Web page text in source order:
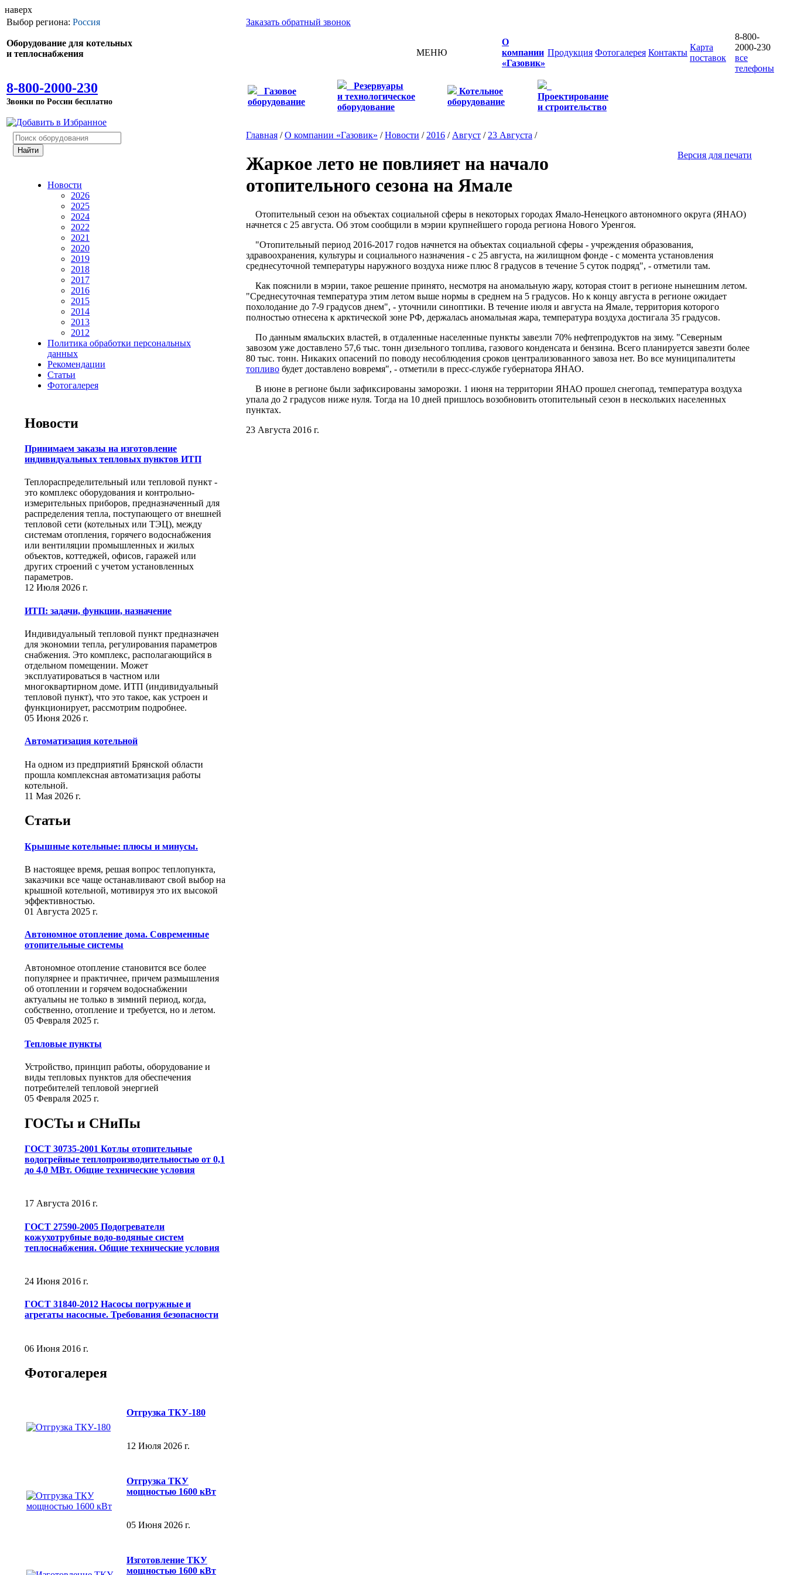
наверх
Выбор региона: Россия
Оборудование для котельных
и теплоснабжения
8-800-2000-230
Звонки по России бесплатно
Заказать обратный звонок
МЕНЮ
О
компании
«Газовик»
Продукция Фотогалерея Контакты
Карта
поставок
8-800-
2000-230
все
телефоны
Газовое
оборудование
Резервуары
и технологическое
оборудование
Котельное
оборудование
Проектирование
и строительство
Новости
2026
2025
2024
2022
2021
2020
2019
2018
2017
2016
2015
2014
2013
2012
Политика обработки персональных
данных
Рекомендации
Статьи
Фотогалерея
Новости
Принимаем заказы на изготовление
индивидуальных тепловых пунктов ИТП
Теплораспределительный или тепловой пункт -
это комплекс оборудования и контрольно-
измерительных приборов, предназначенный для
распределения тепла, поступающего от внешней
тепловой сети (котельных или ТЭЦ), между
системам отопления, горячего водоснабжения
или вентиляции промышленных и жилых
объектов, коттеджей, офисов, гаражей или
других строений с учетом установленных
параметров.
12 Июля 2026 г.
ИТП: задачи, функции, назначение
Индивидуальный тепловой пункт предназначен
для экономии тепла, регулирования параметров
снабжения. Это комплекс, располагающийся в
отдельном помещении. Может
эксплуатироваться в частном или
многоквартирном доме. ИТП (индивидуальный
тепловой пункт), что это такое, как устроен и
функционирует, рассмотрим подробнее.
05 Июня 2026 г.
Автоматизация котельной
На одном из предприятий Брянской области
прошла комплексная автоматизация работы
котельной.
11 Мая 2026 г.
Статьи
Крышные котельные: плюсы и минусы.
В настоящее время, решая вопрос теплопункта,
заказчики все чаще останавливают свой выбор на
крышной котельной, мотивируя это их высокой
эффективностью.
01 Августа 2025 г.
Автономное отопление дома. Современные
отопительные системы
Автономное отопление становится все более
популярнее и практичнее, причем размышления
об отоплении и горячем водоснабжении
актуальны не только в зимний период, когда,
собственно, отопление и требуется, но и летом.
05 Февраля 2025 г.
Тепловые пункты
Устройство, принцип работы, оборудование и
виды тепловых пунктов для обеспечения
потребителей тепловой энергией
05 Февраля 2025 г.
ГОСТы и СНиПы
ГОСТ 30735-2001 Котлы отопительные
водогрейные теплопроизводительностью от 0,1
до 4,0 МВт. Общие технические условия
17 Августа 2016 г.
ГОСТ 27590-2005 Подогреватели
кожухотрубные водо-водяные систем
теплоснабжения. Общие технические условия
24 Июня 2016 г.
ГОСТ 31840-2012 Насосы погружные и
агрегаты насосные. Требования безопасности
06 Июня 2016 г.
Фотогалерея
Отгрузка ТКУ-180
12 Июля 2026 г.
Отгрузка ТКУ
мощностью 1600 кВт
05 Июня 2026 г.
Изготовление ТКУ
мощностью 1600 кВт
Главная /О компании «Газовик» /Новости / 2016 / Август / 23 Августа /
Версия для печати
Жаркое лето не повлияет на начало
отопительного сезона на Ямале
Отопительный сезон на объектах социальной сферы в некоторых городах Ямало-Ненецкого автономного округа (ЯНАО)
начнется с 25 августа. Об этом сообщили в мэрии крупнейшего города региона Нового Уренгоя.
"Отопительный период 2016-2017 годов начнется на объектах социальной сферы - учреждения образования,
здравоохранения, культуры и социального назначения - с 25 августа, на жилищном фонде - с момента установления
среднесуточной температуры наружного воздуха ниже плюс 8 градусов в течение 5 суток подряд", - отметили там.
Как пояснили в мэрии, такое решение принято, несмотря на аномальную жару, которая стоит в регионе нынешним летом.
"Среднесуточная температура этим летом выше нормы в среднем на 5 градусов. Но к концу августа в регионе ожидает
похолодание до 7-9 градусов днем", - уточнили синоптики. В течение июля и августа на Ямале, территория которого
полностью отнесена к арктической зоне РФ, держалась аномальная жара, температура воздуха достигала 35 градусов.
По данным ямальских властей, в отдаленные населенные пункты завезли 70% нефтепродуктов на зиму. "Северным
завозом уже доставлено 57,6 тыс. тонн дизельного топлива, газового конденсата и бензина. Всего планируется завезти более
80 тыс. тонн. Никаких опасений по поводу несоблюдения сроков централизованного завоза нет. Во все муниципалитеты
топливо будет доставлено вовремя", - отметили в пресс-службе губернатора ЯНАО.
В июне в регионе были зафиксированы заморозки. 1 июня на территории ЯНАО прошел снегопад, температура воздуха
упала до 2 градусов ниже нуля. Тогда на 10 дней пришлось возобновить отопительный сезон в нескольких населенных
пунктах.
23 Августа 2016 г.